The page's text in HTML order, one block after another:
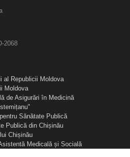
2068
al Republicii Moldova
Moldova
de Asigurări în Medicină
Sănătate Publică
Publică din Chișinău
Chișinău
Medicală și Socială